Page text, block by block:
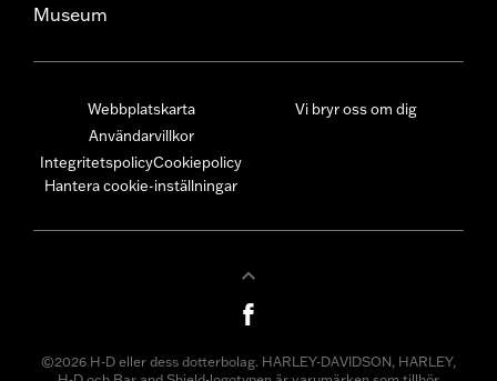
Museum
Webbplatskarta
Användarvillkor
IntegritetspolicyCookiepolicy
Hantera cookie-inställningar
Vi bryr oss om dig
©2026 H-D eller dess dotterbolag. HARLEY-DAVIDSON, HARLEY,